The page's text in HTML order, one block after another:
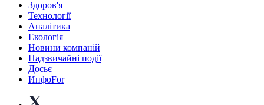
Здоров'я
Технології
Аналітика
Екологія
Новини компаній
Надзвичайні події
Досьє
ИнфоFor